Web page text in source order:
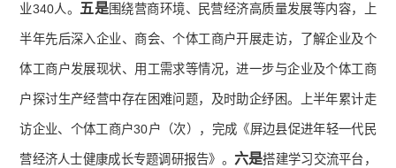
业340人。 五是围绕营商环境、民营经济高质量发展等内容，上
半年先后深入企业、商会、个体工商户开展走访，了解企业及个
体工商户发展现状、用工需求等情况，进一步与企业及个体工商
户探讨生产经营中存在困难问题，及时助企纾困。上半年累计走
访企业、个体工商户30户（次），完成《屏边县促进年轻一代民
营经济人士健康成长专题调研报告》。 六是搭建学习交流平台，